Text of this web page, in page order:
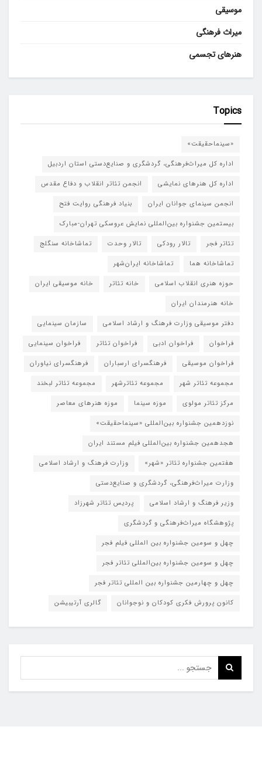
موسیقی
میراث فرهنگی
هنرهای تجسمی
Topics
«سینماحقیقت»
اداره کل میراث‌فرهنگی، گردشگری و صنایع‌دستی استان اردبیل
اداره کل هنرهای نمایشی
انجمن تئاتر انقلاب و دفاع مقدس
انجمن سینمای جوانان ایران
بنیاد فرهنگی روایت فتح
بیستمین جشنواره بین‌المللی نمایش عروسکی تهران-مبارک
تئاتر فجر
تالار رودکی تالار وحدت
تماشاخانه سنگلج
تماشاخانه هما
تماشاخانه‌ ایران‌شهر
حوزه هنری انقلاب اسلامی
خانه تئاتر
خانه موسیقی ایران
خانه هنرمندان ایران
دفتر موسیقی وزارت فرهنگ و ارشاد اسلامی
سازمان سینمایی
فراخوان
فراخوان ادبی فراخوان تئاتر
فراخوان سینمایی
فراخوان موسیقی
فرهنگسرای ارسباران
فرهنگسرای نیاوران
مجموعه تئاتر شهر
مجموعه تئاترشهر
مجموعه تئاتر لبخند
مرکز تئاتر مولوی
موزه سینما
موزه هنرهای معاصر
نوزدهمین جشنواره بین‌المللی «سینماحقیقت»
هجدهمین جشنواره بین‌المللی فیلم مستند ایران
هفتمین جشنواره تئاتر «شهر»
وزارت فرهنگ و ارشاد اسلامی
وزارت میراث‌فرهنگی، گردشگری و صنایع‌دستی
وزیر فرهنگ و ارشاد اسلامی
پردیس تئاتر شهرزاد
پژوهشگاه میراث‌فرهنگی و گردشگری
چهل و سومین جشنواره بین المللی فیلم فجر
چهل و سومین جشنواره بین‌المللی تئاتر فجر
چهل و چهارمین جشنواره بین المللی تئاتر فجر
کانون پرورش فکری کودکان و نوجوانان
گالری آرتیبیشن